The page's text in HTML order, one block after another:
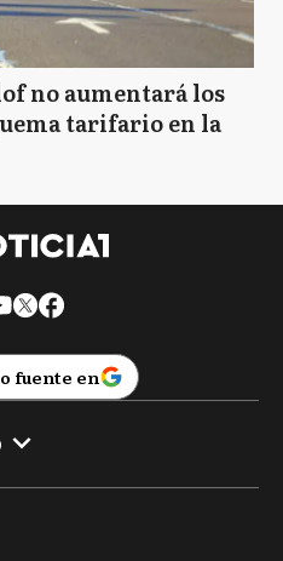
no aumentará los
tarifario en la
fuente en